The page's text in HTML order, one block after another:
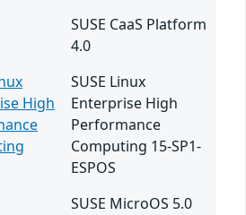
SUSE CaaS Platform
4.0
High
SUSE Linux
Enterprise High
Performance
Computing 15-SP1-
ESPOS
SUSE MicroOS 5.0